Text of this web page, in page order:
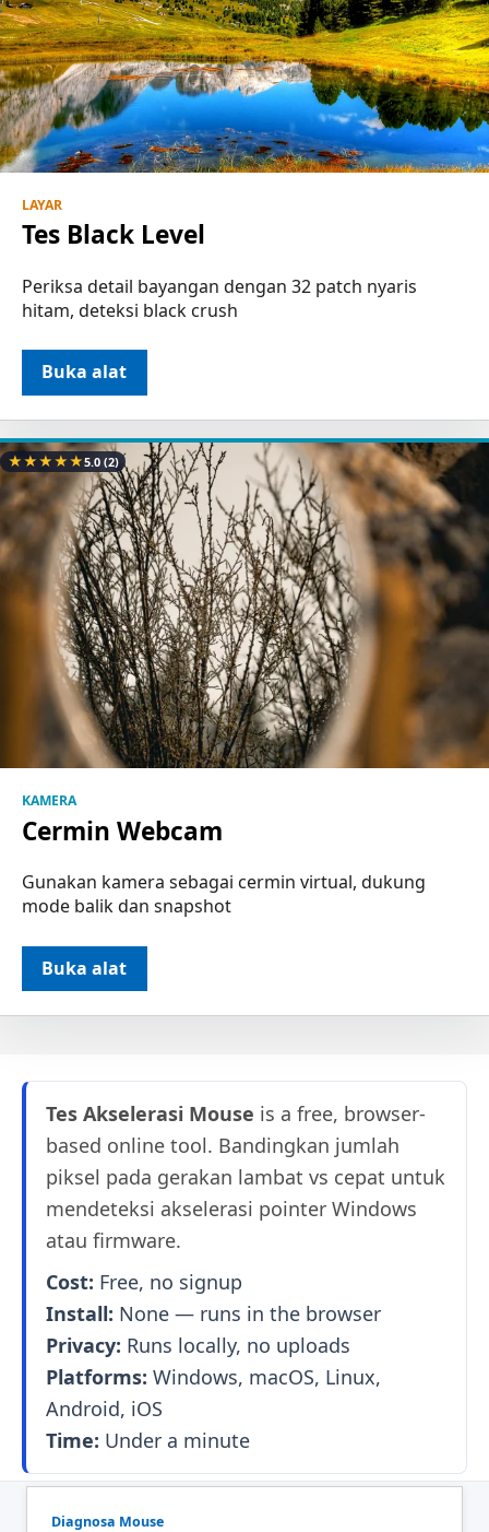
LAYAR
Tes Black Level
Periksa detail bayangan dengan 32 patch nyaris
hitam, deteksi black crush
Buka alat
★★★★★5.0(2)
KAMERA
Cermin Webcam
Gunakan kamera sebagai cermin virtual, dukung
mode balik dan snapshot
Buka alat
Tes Akselerasi Mouse is a free, browser-
based online tool. Bandingkan jumlah
piksel pada gerakan lambat vs cepat untuk
mendeteksi akselerasi pointer Windows
atau firmware.
Cost: Free, no signup
Install: None — runs in the browser
Privacy: Runs locally, no uploads
Platforms: Windows, macOS, Linux,
Android, iOS
Time: Under a minute
Diagnosa Mouse